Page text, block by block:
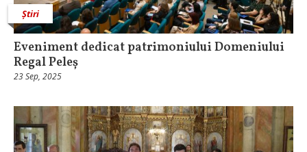
Știri
Eveniment dedicat patrimoniului Domeniului
Regal Peleș
23 Sep, 2025